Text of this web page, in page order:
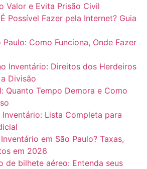
Valor e Evita Prisão Civil
Possível Fazer pela Internet? Guia
Como Funciona, Onde Fazer
Inventário: Direitos dos Herdeiros
Divisão
Quanto Tempo Demora e Como
Lista Completa para
em São Paulo? Taxas,
em 2026
de bilhete aéreo: Entenda seus